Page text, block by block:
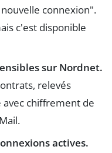
connexion".
c'est disponible
sur Nordnet.
relevés
avec chiffrement de
actives.